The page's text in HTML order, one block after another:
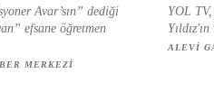
Avar’sın” dediği
efsane öğretmen
MERKEZI
YOL
ALEVI